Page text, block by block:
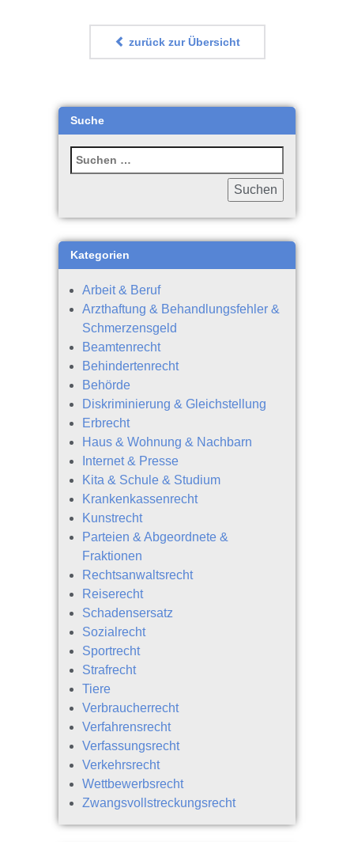
zurück zur Übersicht
Suche
Kategorien
Arbeit & Beruf
Arzthaftung & Behandlungsfehler &
Schmerzensgeld
Beamtenrecht
Behindertenrecht
Behörde
Diskriminierung & Gleichstellung
Erbrecht
Haus & Wohnung & Nachbarn
Internet & Presse
Kita & Schule & Studium
Krankenkassenrecht
Kunstrecht
Parteien & Abgeordnete &
Fraktionen
Rechtsanwaltsrecht
Reiserecht
Schadensersatz
Sozialrecht
Sportrecht
Strafrecht
Tiere
Verbraucherrecht
Verfahrensrecht
Verfassungsrecht
Verkehrsrecht
Wettbewerbsrecht
Zwangsvollstreckungsrecht